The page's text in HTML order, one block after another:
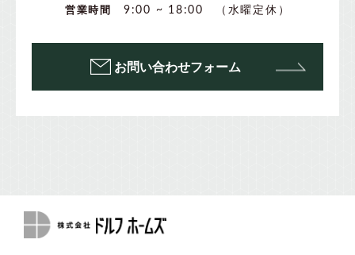
営業時間 9:00 ~ 18:00 （水曜定休）
お問い合わせフォーム